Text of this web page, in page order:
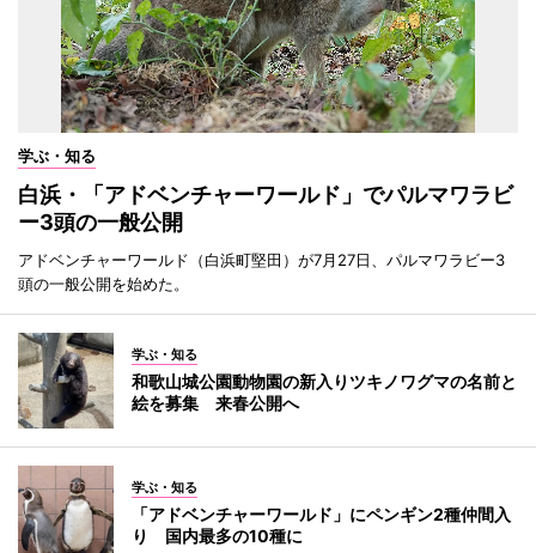
学ぶ・知る
白浜・「アドベンチャーワールド」でパルマワラビ
ー3頭の一般公開
アドベンチャーワールド（白浜町堅田）が7月27日、パルマワラビー3
頭の一般公開を始めた。
学ぶ・知る
和歌山城公園動物園の新入りツキノワグマの名前と
絵を募集 来春公開へ
学ぶ・知る
「アドベンチャーワールド」にペンギン2種仲間入
り 国内最多の10種に